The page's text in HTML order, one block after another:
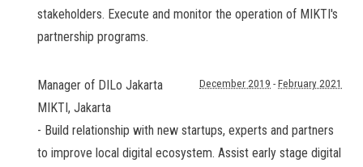
stakeholders. Execute and monitor the operation of MIKTI's
partnership programs.
Manager of DILo Jakarta
MIKTI, Jakarta
December 2019 - February 2021
- Build relationship with new startups, experts and partners
to improve local digital ecosystem. Assist early stage digital